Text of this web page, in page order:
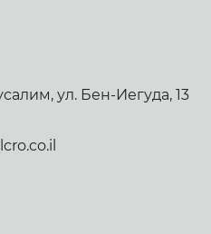
ул. Бен-Иегуда, 13